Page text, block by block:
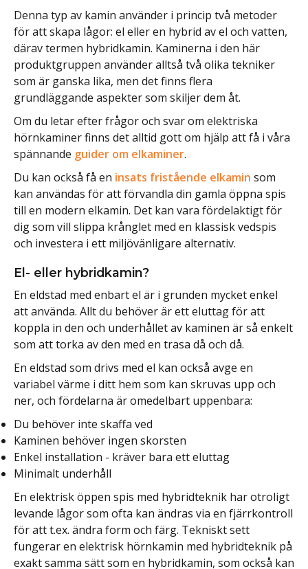
Denna typ av kamin använder i princip två metoder
för att skapa lågor: el eller en hybrid av el och vatten,
därav termen hybridkamin. Kaminerna i den här
produktgruppen använder alltså två olika tekniker
som är ganska lika, men det finns flera
grundläggande aspekter som skiljer dem åt.
Om du letar efter frågor och svar om elektriska
hörnkaminer finns det alltid gott om hjälp att få i våra
spännande guider om elkaminer.
Du kan också få en insats fristående elkamin som
kan användas för att förvandla din gamla öppna spis
till en modern elkamin. Det kan vara fördelaktigt för
dig som vill slippa krånglet med en klassisk vedspis
och investera i ett miljövänligare alternativ.
El- eller hybridkamin?
En eldstad med enbart el är i grunden mycket enkel
att använda. Allt du behöver är ett eluttag för att
koppla in den och underhållet av kaminen är så enkelt
som att torka av den med en trasa då och då.
En eldstad som drivs med el kan också avge en
variabel värme i ditt hem som kan skruvas upp och
ner, och fördelarna är omedelbart uppenbara:
Du behöver inte skaffa ved
Kaminen behöver ingen skorsten
Enkel installation - kräver bara ett eluttag
Minimalt underhåll
En elektrisk öppen spis med hybridteknik har otroligt
levande lågor som ofta kan ändras via en fjärrkontroll
för att t.ex. ändra form och färg. Tekniskt sett
fungerar en elektrisk hörnkamin med hybridteknik på
exakt samma sätt som en hybridkamin, som också kan